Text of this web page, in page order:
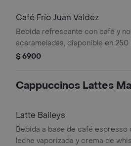
Café Frío Juan Valdez
Bebida refrescante con café y
acarameladas, disponible en 250
$ 6900
Cappuccinos Lattes
Latte Baileys
Bebida a base de café espresso
leche vaporizada y crema de